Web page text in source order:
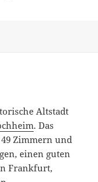
Altstadt
. Das
Zimmern und
einen guten
Frankfurt,